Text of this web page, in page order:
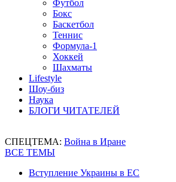
Футбол
Бокс
Баскетбол
Теннис
Формула-1
Хоккей
Шахматы
Lifestyle
Шоу-биз
Наука
БЛОГИ ЧИТАТЕЛЕЙ
СПЕЦТЕМА: Война в Иране
ВСЕ ТЕМЫ
Вступление Украины в ЕС